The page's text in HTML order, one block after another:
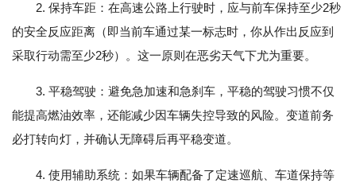
2. 保持车距：在高速公路上行驶时，应与前车保持至少2秒
的安全反应距离（即当前车通过某一标志时，你从作出反应到
采取行动需至少2秒）。这一原则在恶劣天气下尤为重要。
3. 平稳驾驶：避免急加速和急刹车，平稳的驾驶习惯不仅
能提高燃油效率，还能减少因车辆失控导致的风险。变道前务
必打转向灯，并确认无障碍后再平稳变道。
4. 使用辅助系统：如果车辆配备了定速巡航、车道保持等